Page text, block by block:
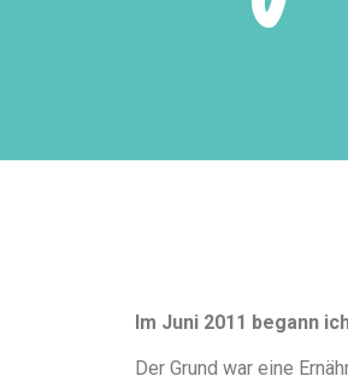
Im Juni 2011 begann
Der Grund war eine